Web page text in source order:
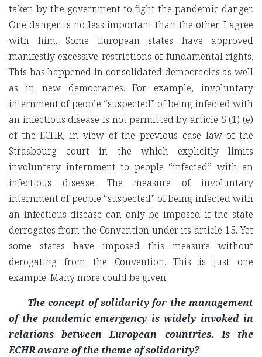
taken by the government to fight the pandemic danger.
One danger is no less important than the other. I agree
with him. Some European states have approved
manifestly excessive restrictions of fundamental rights.
This has happened in consolidated democracies as well
as in new democracies. For example, involuntary
internment of people “suspected” of being infected with
an infectious disease is not permitted by article 5 (1) (e)
of the ECHR, in view of the previous case law of the
Strasbourg court in the which explicitly limits
involuntary internment to people “infected” with an
infectious disease. The measure of involuntary
internment of people “suspected” of being infected with
an infectious disease can only be imposed if the state
derrogates from the Convention under its article 15. Yet
some states have imposed this measure without
derogating from the Convention. This is just one
example. Many more could be given.
The concept of solidarity for the management
of the pandemic emergency is widely invoked in
relations between European countries. Is the
ECHR aware of the theme of solidarity?